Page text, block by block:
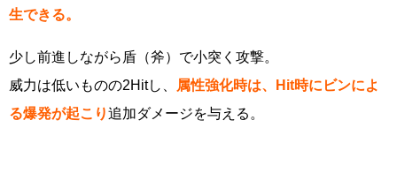
生できる。
少し前進しながら盾（斧）で小突く攻撃。
威力は低いものの2Hitし、 属性強化時は、Hit時にビンによ
る爆発が起こり追加ダメージを与える。